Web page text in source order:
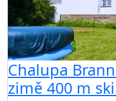
Chalupa
zimě 400 m